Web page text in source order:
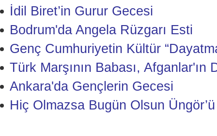
İdil Biret’in Gurur Gecesi
Bodrum'da Angela Rüzgarı Esti
Genç Cumhuriyetin Kültür
Türk Marşının Babası, Afganlar'ın
Ankara'da Gençlerin Gecesi
Hiç Olmazsa Bugün Olsun